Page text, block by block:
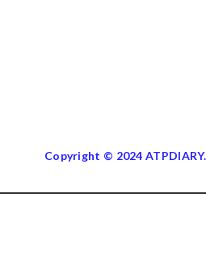
Copyright © 2024